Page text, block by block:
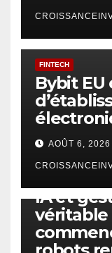
FINTECH
Bybit
AOÛT 6, 2026
IA et